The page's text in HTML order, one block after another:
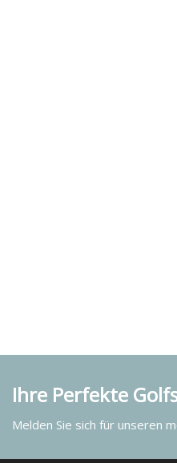
Ihre Perfekte
Melden Sie sich für unseren